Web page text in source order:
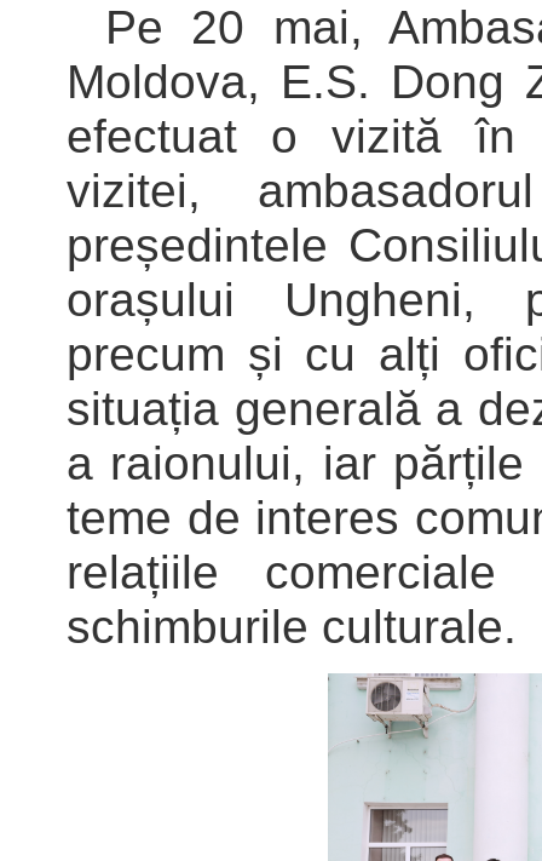
Pe 20 mai,
Moldova, E.S. Dong
efectuat o vizită în
vizitei,
președintele
orașului Ungheni,
precum și cu alți
situația generală a
a raionului, iar
teme de interes
relațiile
schimburile culturale.